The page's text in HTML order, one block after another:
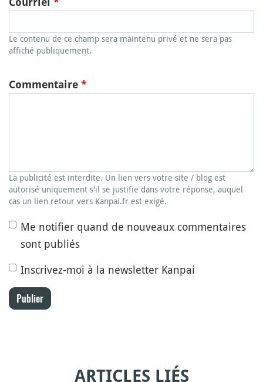
Le contenu de ce champ sera maintenu privé et ne sera pas
affiché publiquement.
Commentaire *
La publicité est interdite. Un lien vers votre site / blog est
autorisé uniquement s'il se justifie dans votre réponse, auquel
cas un lien retour vers Kanpai.fr est exigé.
Me notifier quand de nouveaux commentaires
sont publiés
Inscrivez-moi à la newsletter Kanpai
Publier
ARTICLES LIÉS